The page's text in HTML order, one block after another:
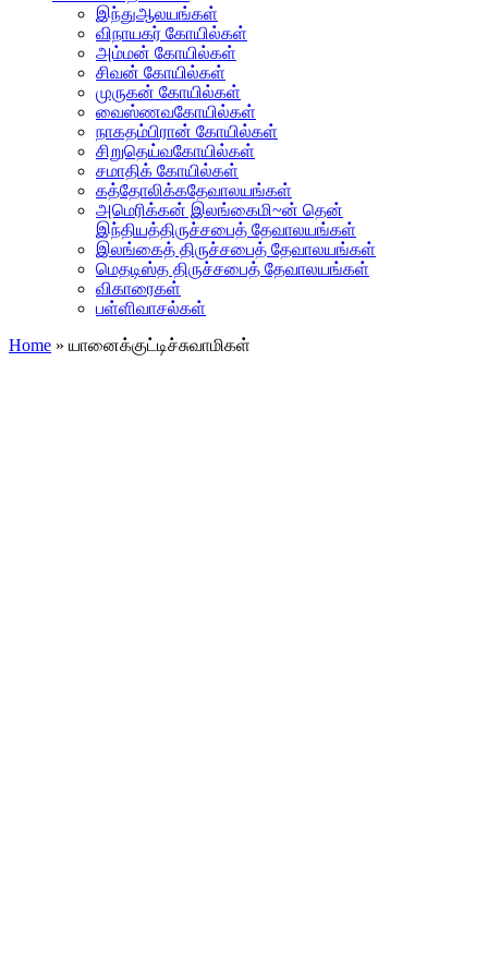
இந்துஆலயங்கள்
விநாயகர் கோயில்கள்
அம்மன் கோயில்கள்
சிவன் கோயில்கள்
முருகன் கோயில்கள்
வைஸ்ணவகோயில்கள்
நாகதம்பிரான் கோயில்கள்
சிறுதெய்வகோயில்கள்
சமாதிக் கோயில்கள்
கத்தோலிக்கதேவாலயங்கள்
அமெரிக்கன் இலங்கைமி~ன் தென்
இந்தியத்திருச்சபைத் தேவாலயங்கள்
இலங்கைத் திருச்சபைத் தேவாலயங்கள்
மெதடிஸ்த திருச்சபைத் தேவாலயங்கள்
விகாரைகள்
பள்ளிவாசல்கள்
Home » யானைக்குட்டிச்சுவாமிகள்